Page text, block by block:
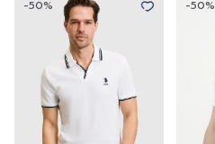
-50% -50%